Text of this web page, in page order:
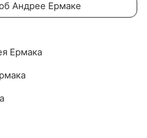
Андрее Ермаке
Ермака